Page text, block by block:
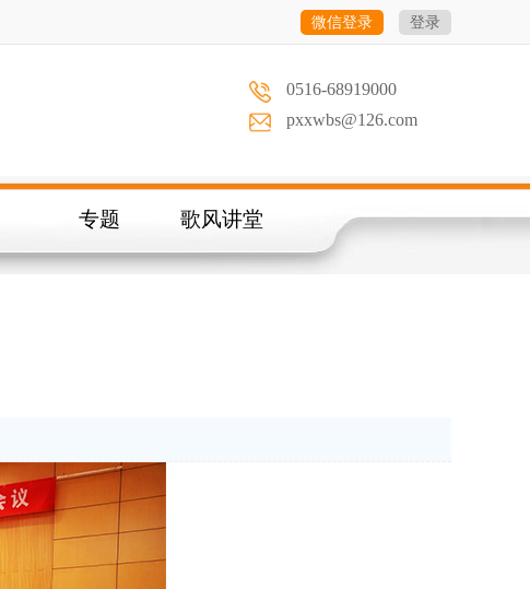
微信登录 登录
0516-68919000
pxxwbs@126.com
专题 歌风讲堂